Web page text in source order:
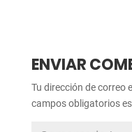
ENVIAR
Tu dirección de correo
campos obligatorios